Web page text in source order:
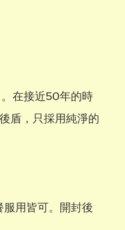
在接近50年的時
盾，只採用純淨的
用皆可。開封後